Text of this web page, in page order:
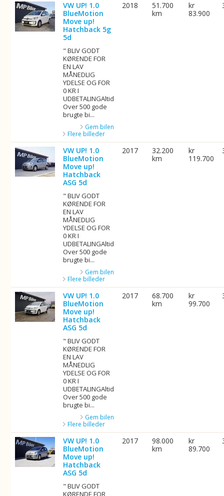
VW UP! 1.0
BlueMotion
Move up!
Hatchback 5g
5d
" BLIV GODT
KØRENDE FOR
EN LAV
MÅNEDLIG
YDELSE OG FOR
0 KR I
UDBETALINGAltid
Over 500 gode
brugte bi...
Gem bilen
Flere billeder
2018
51.700
km
kr
83.900
VW UP! 1.0
BlueMotion
Move up!
Hatchback
ASG 5d
" BLIV GODT
KØRENDE FOR
EN LAV
MÅNEDLIG
YDELSE OG FOR
0 KR I
UDBETALINGAltid
Over 500 gode
brugte bi...
Gem bilen
Flere billeder
2017
32.200
km
kr
119.700
VW UP! 1.0
BlueMotion
Move up!
Hatchback
ASG 5d
" BLIV GODT
KØRENDE FOR
EN LAV
MÅNEDLIG
YDELSE OG FOR
0 KR I
UDBETALINGAltid
Over 500 gode
brugte bi...
Gem bilen
Flere billeder
2017
68.700
km
kr
99.700
VW UP! 1.0
BlueMotion
Move up!
Hatchback
ASG 5d
" BLIV GODT
KØRENDE FOR
2017
98.000
km
kr
89.700